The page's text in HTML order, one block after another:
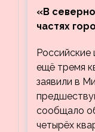
«В
частях
кварталов
ещё тремя
заявили в
сообщало
четырёх